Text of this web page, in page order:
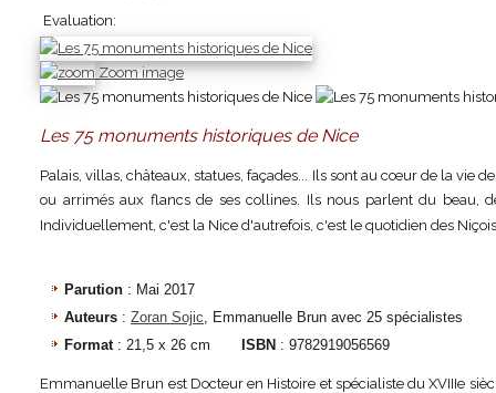
Evaluation:
Zoom image
Les 75 monuments historiques de Nice
Palais, villas, châteaux, statues, façades... Ils sont au cœur de la vie
ou arrimés aux flancs de ses collines. Ils nous parlent du
Individuellement, c'est la Nice d'autrefois, c'est le quotidien des
Parution : Mai 2017
Auteurs : Zoran Sojic, Emmanuelle Brun avec 25 spécialistes
Format : 21,5 x 26 cm ISBN : 9782919056569
Emmanuelle Brun est Docteur en Histoire et spécialiste du XVIIIe